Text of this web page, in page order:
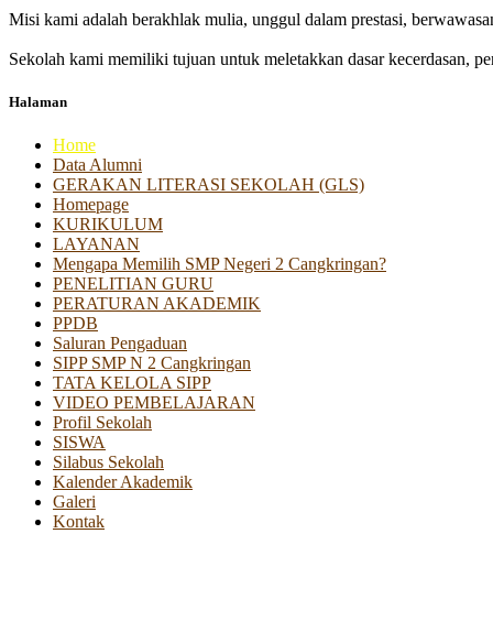
Misi kami adalah berakhlak mulia, unggul dalam prestasi,
Sekolah kami memiliki tujuan untuk meletakkan dasar kecerdasan,
Halaman
Home
Data Alumni
GERAKAN LITERASI SEKOLAH (GLS)
Homepage
KURIKULUM
LAYANAN
Mengapa Memilih SMP Negeri 2 Cangkringan?
PENELITIAN GURU
PERATURAN AKADEMIK
PPDB
Saluran Pengaduan
SIPP SMP N 2 Cangkringan
TATA KELOLA SIPP
VIDEO PEMBELAJARAN
Profil Sekolah
SISWA
Silabus Sekolah
Kalender Akademik
Galeri
Kontak